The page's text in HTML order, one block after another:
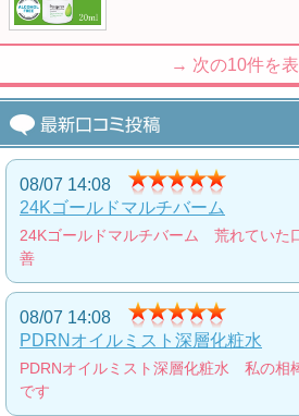
シミに決別!最強
ァンデーションの
6,000円
つや玉クリーム
瞬時に白肌へと導
2,900円
奇跡のオール
→ 次の10件を
08/07 14:08
24Kゴールドマルチバーム
24Kゴールドマルチバーム 荒れていた
善
08/07 14:08
PDRNオイルミスト深層化粧水
PDRNオイルミスト深層化粧水 私の相
です